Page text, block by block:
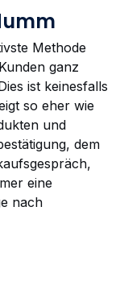
Methode
ganz
ist keinesfalls
so eher wie
und
dem
eine
nach